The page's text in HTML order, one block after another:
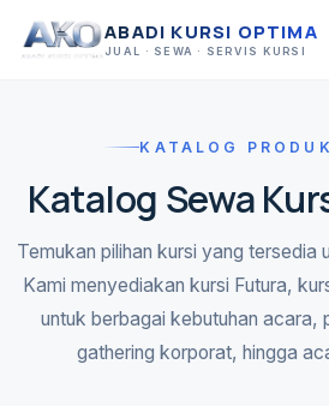
ABADI KURSI OPTIMA
JUAL · SEWA · SERVIS KURSI
KATALOG
Katalog Sewa
Temukan pilihan kursi yang tersedia
Kami menyediakan kursi Futura,
untuk berbagai kebutuhan acara,
gathering korporat, hingga